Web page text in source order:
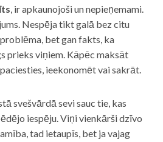
, ir apkaunojoši un nepieņemami.
Nespēja tikt galā bez citu
bet gan fakts, ka
prieks viņiem. Kāpēc maksāt
ieekonomēt vai sakrāt.
svešvārdā sevi sauc tie, kas
iespēju. Viņi vienkārši dzīvo
tad ietaupīs, bet ja vajag